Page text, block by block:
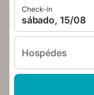
Check-in
sábado, 15/08
Hospédes